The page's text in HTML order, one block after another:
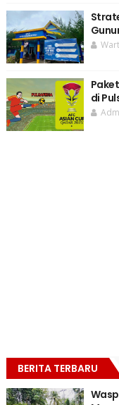
di
BERITA TERBARU